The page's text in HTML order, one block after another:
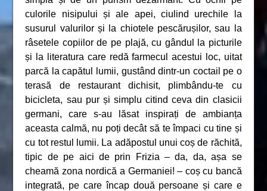
culorile nisipului și ale apei, ciulind urechile la
susurul valurilor și la chiotele pescărușilor, sau la
râsetele copiilor de pe plajă, cu gândul la picturile
și la literatura care redă farmecul acestui loc, uitat
parcă la capătul lumii, gustând dintr-un coctail pe o
terasă de restaurant dichisit, plimbându-te cu
bicicleta, sau pur și simplu citind ceva din clasicii
germani, care s-au lăsat inspirați de ambianța
aceasta calmă, nu poți decât să te împaci cu tine și
cu tot restul lumii. La adăpostul unui coș de răchită,
tipic de pe aici de prin Frizia – da, da, așa se
cheamă zona nordică a Germaniei! – coș cu bancă
integrată, pe care încap două persoane și care e